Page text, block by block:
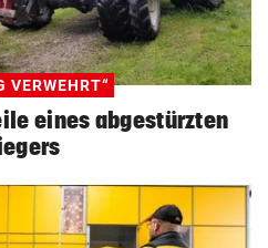
VERWEHRT“
eines abgestürzten